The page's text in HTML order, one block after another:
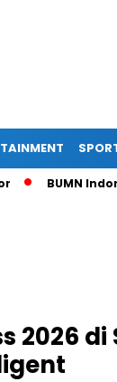
BUMN Indonesia
2026 di